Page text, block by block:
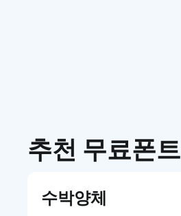
추천 무료폰트
수박양체